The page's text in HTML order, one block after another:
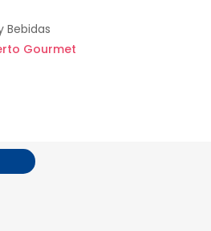
Bebidas
Gourmet